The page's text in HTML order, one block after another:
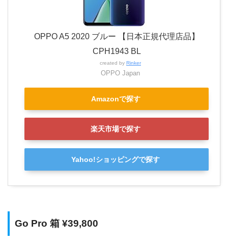
OPPO A5 2020 ブルー 【日本正規代理店品】
CPH1943 BL
created by Rinker
OPPO Japan
Amazonで探す
楽天市場で探す
Yahoo!ショッピングで探す
Go Pro 箱 ¥39,800